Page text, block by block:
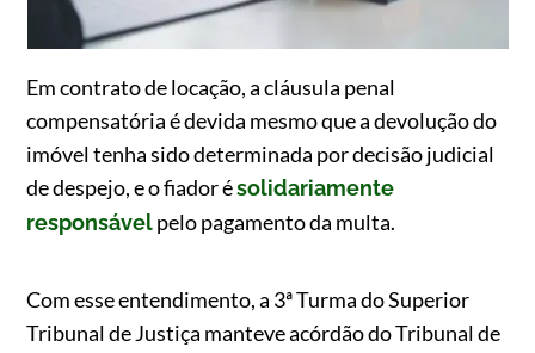
Em contrato de locação, a cláusula penal
compensatória é devida mesmo que a devolução do
imóvel tenha sido determinada por decisão judicial
de despejo, e o fiador ésolidariamente
responsávelpelo pagamento da multa.
Com esse entendimento, a 3ª Turma do Superior
Tribunal de Justiça manteve acórdão do Tribunal de